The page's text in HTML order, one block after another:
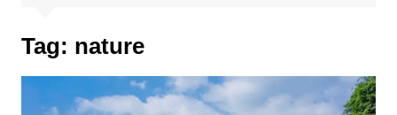
Tag: nature